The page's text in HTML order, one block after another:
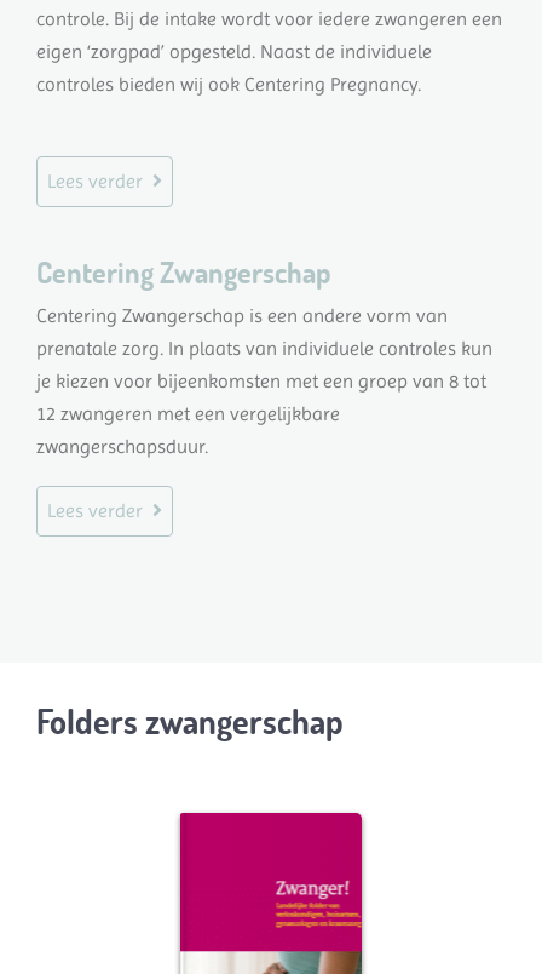
controle. Bij de intake wordt voor iedere zwangeren een
eigen ‘zorgpad’ opgesteld. Naast de individuele
controles bieden wij ook Centering Pregnancy.
Lees verder
Centering Zwangerschap
Centering Zwangerschap is een andere vorm van
prenatale zorg. In plaats van individuele controles kun
je kiezen voor bijeenkomsten met een groep van 8 tot
12 zwangeren met een vergelijkbare
zwangerschapsduur.
Lees verder
Folders zwangerschap